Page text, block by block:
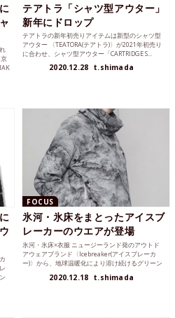
テアトラ「シャツ型アウター」
新年にドロップ
テアトラの新年初売りアイテムは新型のシャツ型
アウター 〈TEATORA(テアトラ)〉が2021年初売り
に合わせ、シャツ型アウター「CARTRIDGE S...
2020.12.28 t.shimada
FOCUS
氷河・氷床をまとったアイスブ
レーカーのウエアが登場
氷河・氷床×衣服 ニュージーランド発のアウトド
アウェアブランド〈Icebreaker(アイスブレーカ
ー)〉から、地球温暖化により溶け続けるグリーン
2020.12.18 t.shimada